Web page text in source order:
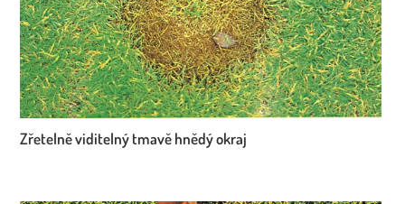
Zřetelně viditelný tmavě hnědý okraj